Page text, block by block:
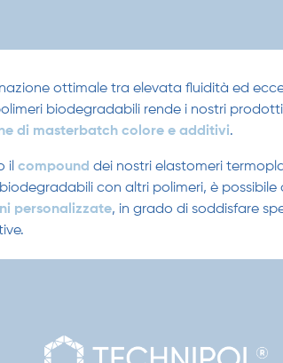
ottimale tra elevata fluidità ed
biodegradabili rende i nostri
di masterbatch colore e additivi.
il compound dei nostri elastomeri
con altri polimeri, è possibile
personalizzate, in grado di soddisfare